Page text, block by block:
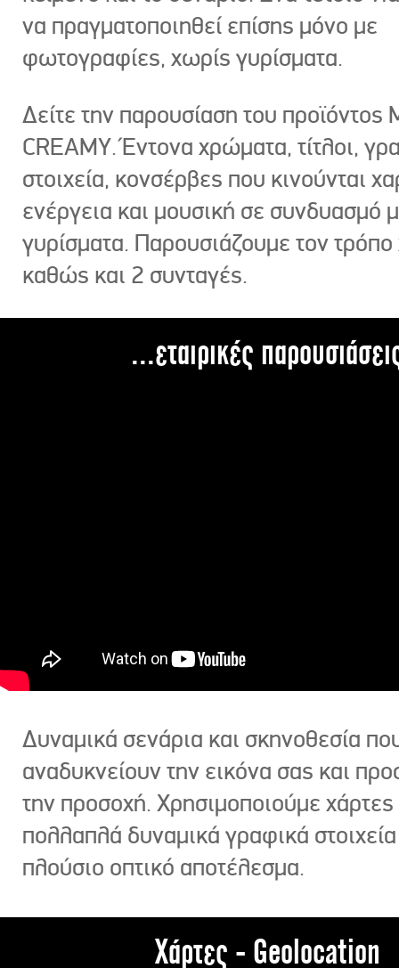
να πραγματοποιηθεί επίσης μόνο με
φωτογραφίες, χωρίς γυρίσματα.
Δείτε την παρουσίαση του προϊόντος
CREAMY. Έντονα χρώματα, τίτλοι,
στοιχεία, κονσέρβες που κινούνται
ενέργεια και μουσική σε συνδυασμό
γυρίσματα. Παρουσιάζουμε τον
καθώς και 2 συνταγές.
...εταιρικές
Δυναμικά σενάρια και σκηνοθεσία
αναδυκνείουν την εικόνα σας και
την προσοχή. Χρησιμοποιούμε χάρτες
πολλαπλά δυναμικά γραφικά στοιχεία
πλούσιο οπτικό αποτέλεσμα.
Χάρτες - Geolocation